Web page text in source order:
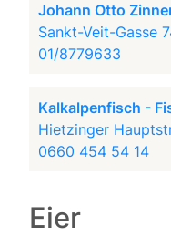
Johann Otto
Sankt-Veit-Gasse
01/8779633
Kalkalpenfisch -
Hietzinger
0660 454 54 14
Eier